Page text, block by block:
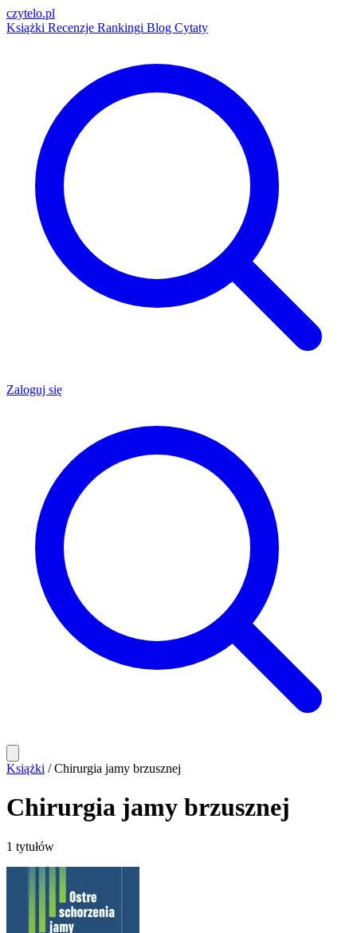
czytelo.pl
Książki Recenzje Rankingi Blog Cytaty
Zaloguj się
Książki / Chirurgia jamy brzusznej
Chirurgia jamy brzusznej
1 tytułów